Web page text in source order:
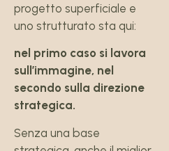
progetto superficiale e
uno strutturato sta qui:
nel primo caso si lavora
sull’immagine, nel
secondo sulla direzione
strategica.
Senza una base